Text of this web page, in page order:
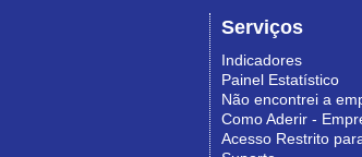
Serviços
Indicadores
Painel Estatístico
Não encontrei a
Como Aderir -
Acesso Restrito